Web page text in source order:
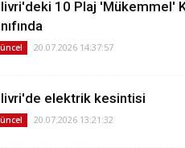
10 Plaj 'Mükemmel'
20.07.2026 14:37:57
elektrik kesintisi
20.07.2026 13:21:32